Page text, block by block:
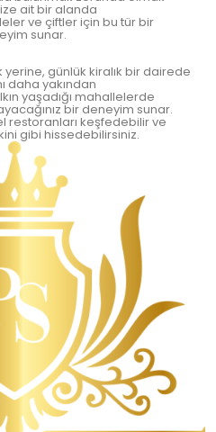
ait bir alanda
ve çiftler için bu tür bir
sunar.
günlük kiralık bir dairede
daha yakından
yaşadığı mahallelerde
bir deneyim sunar.
restoranları keşfedebilir ve
gibi hissedebilirsiniz.